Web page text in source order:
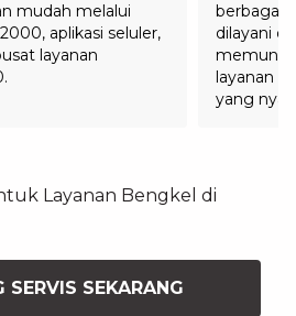
mudah melalui
aplikasi seluler,
layanan
berbagai
dilayani
layanan
yang
Layanan Bengkel di
SERVIS SEKARANG